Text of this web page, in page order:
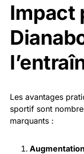
Impact
Les avantages
sportif sont
marquants :